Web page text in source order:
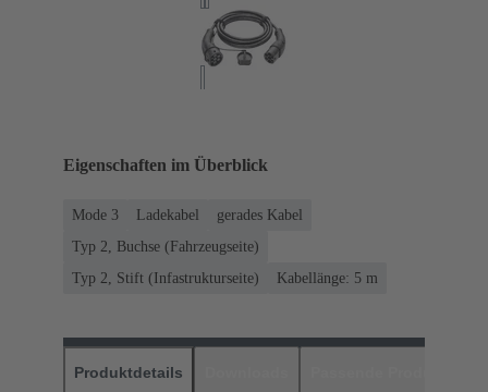
Eigenschaften im Überblick
Mode 3 Ladekabel
gerades Kabel
Typ 2, Buchse (Fahrzeugseite)
Typ 2, Stift (Infastrukturseite)
Kabellänge: 5 m
Produktdetails